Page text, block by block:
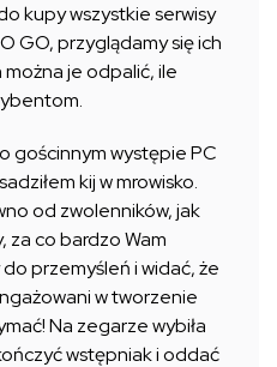
kupy wszystkie serwisy
GO, przyglądamy się ich
je odpalić, ile
gościnnym występie PC
kij w mrowisko.
od zwolenników, jak
co bardzo Wam
przemyśleń i widać, że
w tworzenie
Na zegarze wybiła
wstępniak i oddać